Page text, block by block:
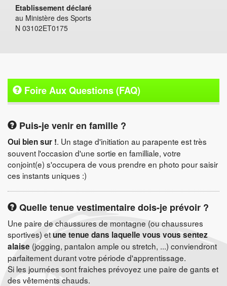
Etablissement déclaré
au Ministère des Sports
N 03102ET0175
Foire Aux Questions (FAQ)
Puis-je venir en famille ?
Oui bien sur !. Un stage d'initiation au parapente est très
souvent l'occasion d'une sortie en familliale, votre
conjoint(e) s'occupera de vous prendre en photo pour saisir
ces instants uniques :)
Quelle tenue vestimentaire dois-je prévoir ?
Une paire de chaussures de montagne (ou chaussures
sportives) etune tenue dans laquelle vous vous sentez
alaise (jogging, pantalon ample ou stretch, ...) conviendront
parfaitement durant votre période d'apprentissage.
Si les journées sont fraiches prévoyez une paire de gants et
des vêtements chauds.